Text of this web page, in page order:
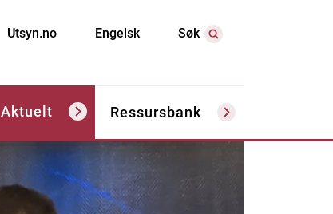
Utsyn.no Engelsk Søk
Aktuelt Ressursbank